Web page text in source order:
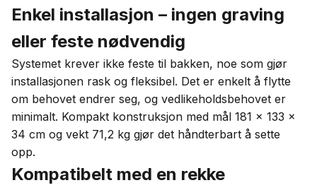
Enkel installasjon – ingen graving
eller feste nødvendig
Systemet krever ikke feste til bakken, noe som gjør
installasjonen rask og fleksibel. Det er enkelt å flytte
om behovet endrer seg, og vedlikeholdsbehovet er
minimalt. Kompakt konstruksjon med mål 181 × 133 ×
34 cm og vekt 71,2 kg gjør det håndterbart å sette
opp.
Kompatibelt med en rekke